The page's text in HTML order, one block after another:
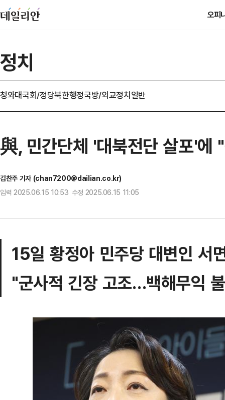
오피
정치
청와대국회/정당북한행정국방/외교정치일반
與, 민간단체 '대북전단 살포'
김찬주 기자 (chan7200@dailian.co.kr)
입력 2025.06.15 10:53 수정 2025.06.15 11:05
15일 황정아 민주당 대변인 서
"군사적 긴장 고조…백해무익